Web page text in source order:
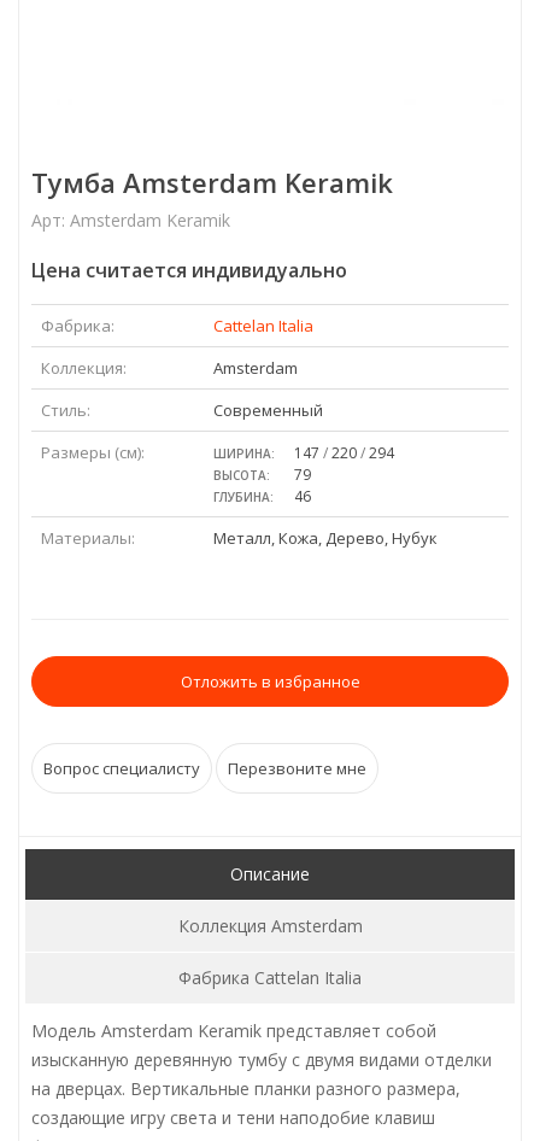
Тумба Amsterdam Keramik
Арт: Amsterdam Keramik
Цена считается индивидуально
Фабрика:
Cattelan Italia
Коллекция:
Amsterdam
Стиль:
Современный
Размеры (см):
ШИРИНА: 147 /220/294
ВЫСОТА: 79
ГЛУБИНА: 46
Материалы: Металл, Кожа, Дерево, Нубук
Отложить в избранное
Вопрос специалисту Перезвоните мне
Описание
Коллекция Amsterdam
Фабрика Cattelan Italia
Модель Amsterdam Keramik представляет собой
изысканную деревянную тумбу с двумя видами отделки
на дверцах. Вертикальные планки разного размера,
создающие игру света и тени наподобие клавиш